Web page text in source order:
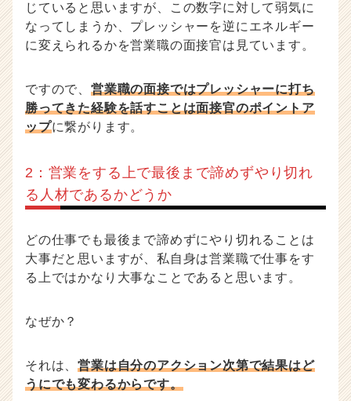
じていると思いますが、この数字に対して弱気に
なってしまうか、プレッシャーを逆にエネルギー
に変えられるかを営業職の面接官は見ています。
ですので、 営業職の面接ではプレッシャーに打ち
勝ってきた経験を話すことは面接官のポイントア
ップに繋がります。
2：営業をする上で最後まで諦めずやり切れ
る人材であるかどうか
どの仕事でも最後まで諦めずにやり切れることは
大事だと思いますが、私自身は営業職で仕事をす
る上ではかなり大事なことであると思います。
なぜか？
それは、営業は自分のアクション次第で結果はど
うにでも変わるからです。